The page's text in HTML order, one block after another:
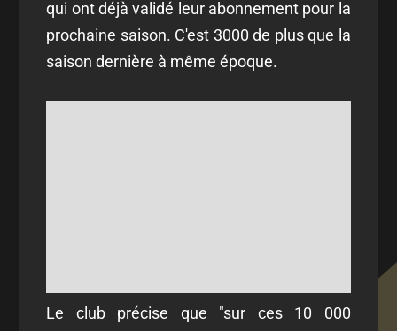
qui ont déjà validé leur abonnement pour la
prochaine saison. C'est 3000 de plus que la
saison dernière à même époque.
Le club précise que "sur ces 10 000